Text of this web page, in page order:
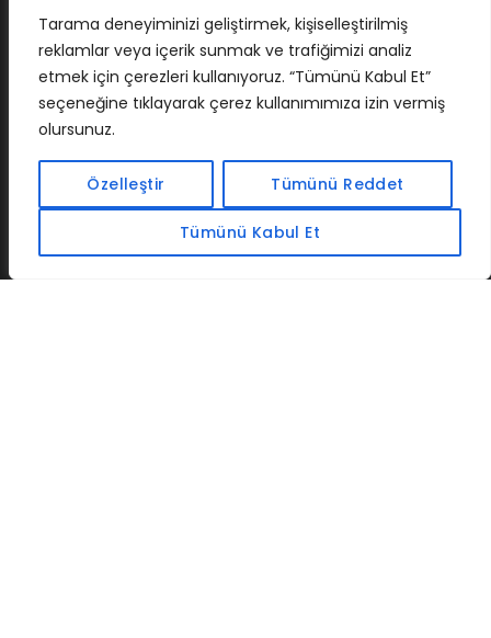
Tarama deneyiminizi geliştirmek, kişiselleştirilmiş
reklamlar veya içerik sunmak ve trafiğimizi analiz
etmek için çerezleri kullanıyoruz. “Tümünü Kabul Et”
seçeneğine tıklayarak çerez kullanımımıza izin vermiş
olursunuz.
Özelleştir Tümünü Reddet
Tümünü Kabul Et
İLETIŞIM BAF CADSOFTUSA MAXIMUMPCGUIDES